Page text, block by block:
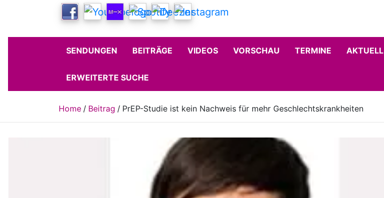
SENDUNGEN BEITRÄGE VIDEOS VORSCHAU TERMINE AKTUELL
ERWEITERTE SUCHE
Home Beitrag PrEP-Studie ist kein Nachweis für mehr Geschlechtskrankheiten